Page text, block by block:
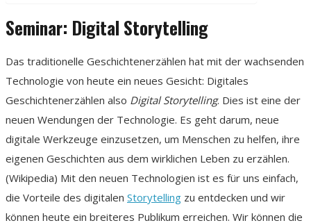
Seminar: Digital Storytelling
Das traditionelle Geschichtenerzählen hat mit der wachsenden
Technologie von heute ein neues Gesicht: Digitales
Geschichtenerzählen also Digital Storytelling. Dies ist eine der
neuen Wendungen der Technologie. Es geht darum, neue
digitale Werkzeuge einzusetzen, um Menschen zu helfen, ihre
eigenen Geschichten aus dem wirklichen Leben zu erzählen.
(Wikipedia) Mit den neuen Technologien ist es für uns einfach,
die Vorteile des digitalen Storytelling zu entdecken und wir
können heute ein breiteres Publikum erreichen. Wir können die